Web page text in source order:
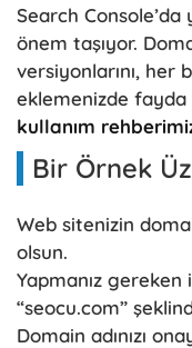
Search Console’da
önem taşıyor.
versiyonlarını, her
eklemenizde fayda
kullanım
Bir Örnek
Web sitenizin
olsun.
Yapmanız gereken
“seocu.com”
Domain adınızı